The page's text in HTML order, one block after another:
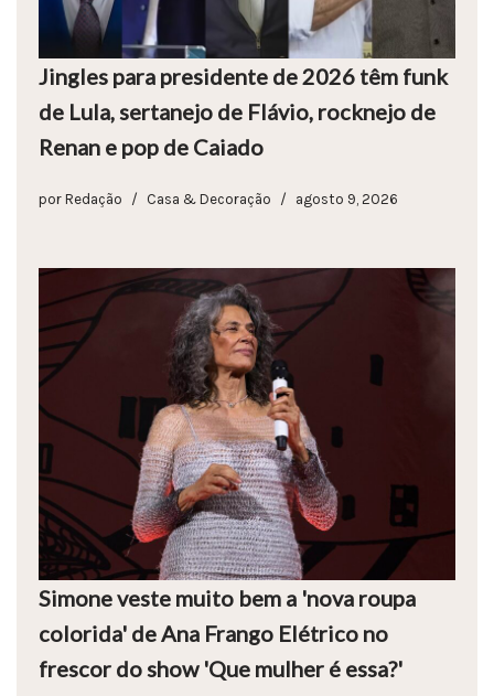
Jingles para presidente de 2026 têm funk
de Lula, sertanejo de Flávio, rocknejo de
Renan e pop de Caiado
por Redação Casa & Decoração agosto 9, 2026
Simone veste muito bem a 'nova roupa
colorida' de Ana Frango Elétrico no
frescor do show 'Que mulher é essa?'